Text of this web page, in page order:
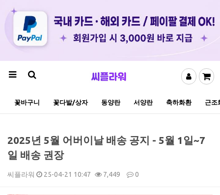
꽃바구니 꽃다발/상자 동양란 서양란 축하화환 근조
2025년 5월 어버이날 배송 공지 - 5월 1일~7
일 배송 권장
씨플라워 25-04-21 10:47 7,449 0